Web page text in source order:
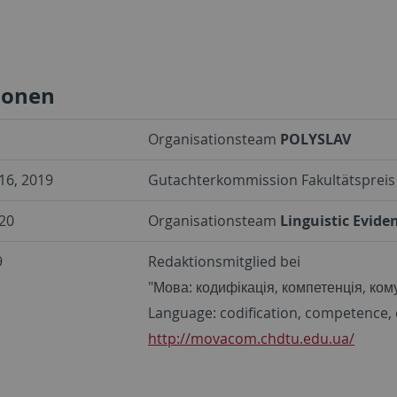
Organisationsteam POLYSLAV
2019 Gutachterkommission
Organisationsteam Linguistic
Redaktionsmitglied bei
"Мова: кодифікація, компетенція,
Language: codification,
http://movacom.chdtu.edu.ua/